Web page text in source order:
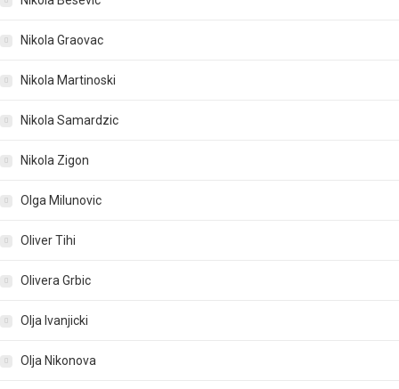
Nikola Graovac
Nikola Martinoski
Nikola Samardzic
Nikola Zigon
Olga Milunovic
Oliver Tihi
Olivera Grbic
Olja Ivanjicki
Olja Nikonova